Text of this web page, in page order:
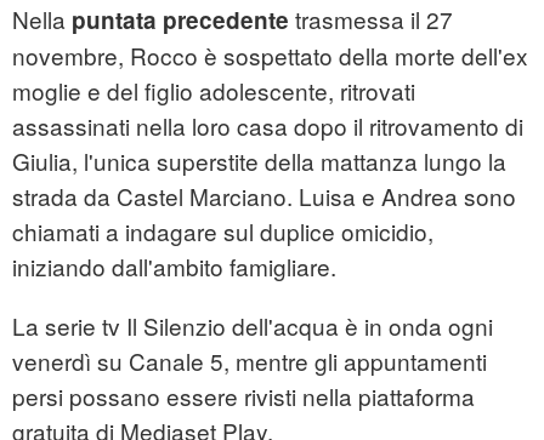
Nella puntata precedente trasmessa il 27
novembre, Rocco è sospettato della morte dell'ex
moglie e del figlio adolescente, ritrovati
assassinati nella loro casa dopo il ritrovamento di
Giulia, l'unica superstite della mattanza lungo la
strada da Castel Marciano. Luisa e Andrea sono
chiamati a indagare sul duplice omicidio,
iniziando dall'ambito famigliare.
La serie tv Il Silenzio dell'acqua è in onda ogni
venerdì su Canale 5, mentre gli appuntamenti
persi possano essere rivisti nella piattaforma
gratuita di Mediaset Play.